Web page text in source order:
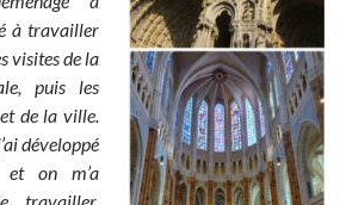
à travailler
visites de la
puis les
de la ville.
développé
et on m’a